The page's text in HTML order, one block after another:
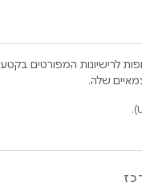
לרישיונות המפורטים בקטע